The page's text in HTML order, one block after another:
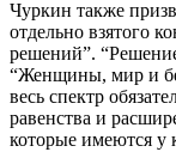
Чуркин также
отдельно взятого
решений”.
“Женщины, мир и
весь спектр
равенства и
которые имеются у